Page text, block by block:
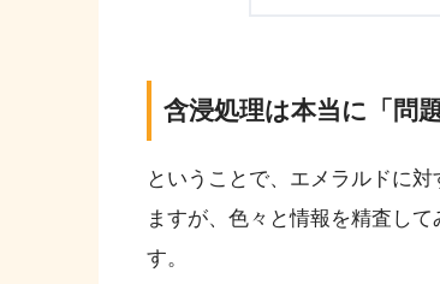
含浸処理は本当に「問
ということで、エメラルドに
ますが、色々と情報を精査し
す。